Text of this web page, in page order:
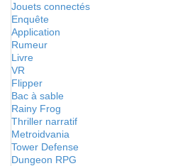
Jouets connectés
Enquête
Application
Rumeur
Livre
VR
Flipper
Bac à sable
Rainy Frog
Thriller narratif
Metroidvania
Tower Defense
Dungeon RPG